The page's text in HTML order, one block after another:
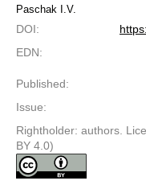
Paschak I.V.
DOI:
EDN:
Published:
Issue:
Rightholder: authors.
BY 4.0)